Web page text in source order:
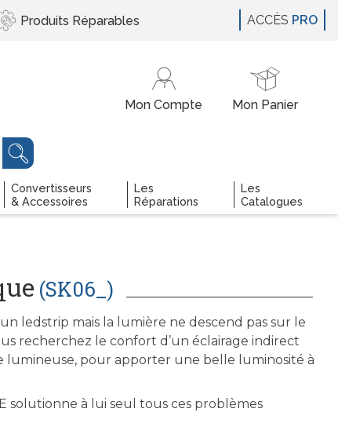
Produits Réparables
Convertisseurs
& Accessoires
Les
Réparations
Les
Catalogues
ACCÈS PRO
(SK06_)
ledstrip mais la lumière ne descend pas sur le
recherchez le confort d’un éclairage indirect
lumineuse, pour apporter une belle luminosité à
solutionne à lui seul tous ces problèmes